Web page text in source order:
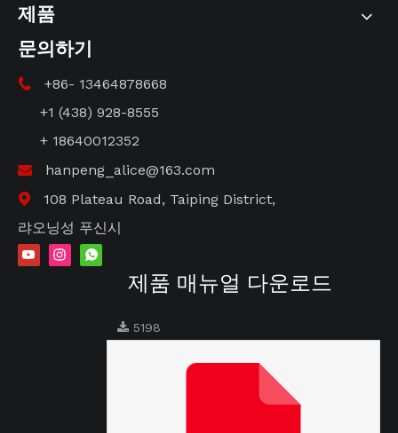
제품
문의하기

+86- 13464878668
+1 (438) 928-8555
+ 18640012352
 hanpeng_alice@163.com

108 Plateau Road, Taiping District,
랴오닝성 푸신시
제품 매뉴얼 다운로드
5198